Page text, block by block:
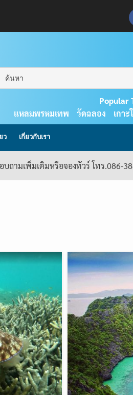
บทค
ยินดี
เ
Popular
แหลมพรหมเทพ
วัดฉลอง เกาะ
ว เกี่ยวกับเรา
ถามเพิ่มเติมหรือจองทัวร์ โทร.086-